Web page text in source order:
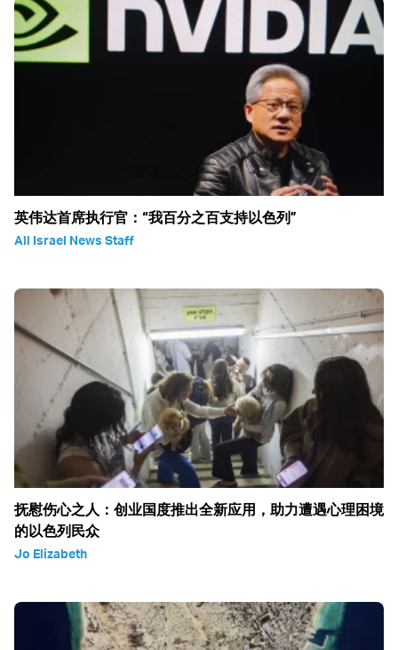
英伟达首席执行官：“我百分之百支持以色列”
All Israel News Staff
抚慰伤心之人：创业国度推出全新应用，助力遭遇心理困境
的以色列民众
Jo Elizabeth